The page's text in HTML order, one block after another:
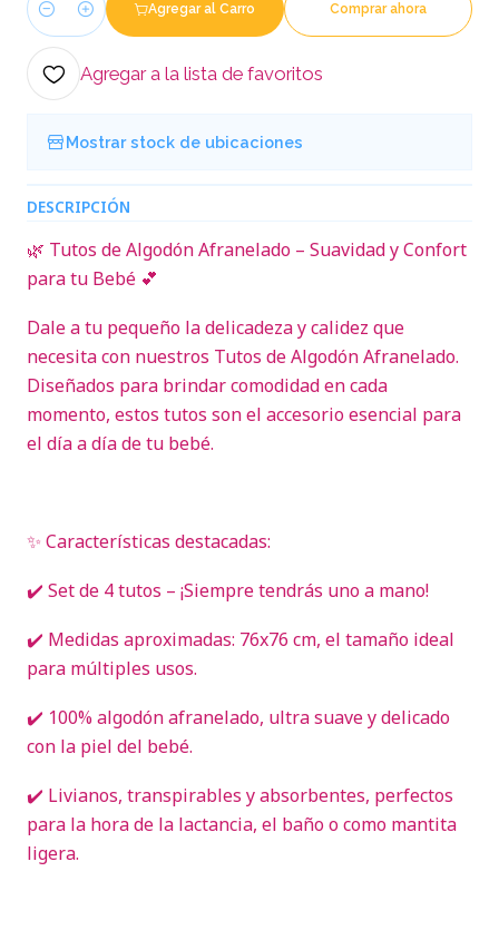
Cantidad
Agregar al Carro Comprar ahora
Agregar a la lista de favoritos
Mostrar stock de ubicaciones
DESCRIPCIÓN
🌿 Tutos de Algodón Afranelado – Suavidad y Confort
para tu Bebé 💕
Dale a tu pequeño la delicadeza y calidez que
necesita con nuestros Tutos de Algodón Afranelado.
Diseñados para brindar comodidad en cada
momento, estos tutos son el accesorio esencial para
el día a día de tu bebé.
✨ Características destacadas:
✔️ Set de 4 tutos – ¡Siempre tendrás uno a mano!
✔️ Medidas aproximadas: 76x76 cm, el tamaño ideal
para múltiples usos.
✔️ 100% algodón afranelado, ultra suave y delicado
con la piel del bebé.
✔️ Livianos, transpirables y absorbentes, perfectos
para la hora de la lactancia, el baño o como mantita
ligera.